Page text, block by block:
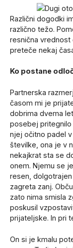
Različni dogodki
različno težo.
resnična
preteče nekaj
Ko postane
Partnerska
časom mi je
dobrima dvema
posebej pritegnilo
njej očitno padel
številke, ona je v
nekajkrat sta se
onem. Njemu se
resen,
zagreta zanj.
zato nima smisla
poskusil
prijateljske. In pri
On si je kmalu